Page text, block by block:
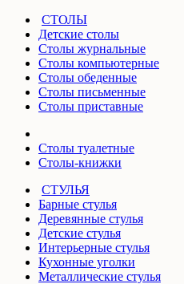
СТОЛЫ
Детские столы
Столы журнальные
Столы компьютерные
Столы обеденные
Столы письменные
Столы приставные
Столы туалетные
Столы-книжки
СТУЛЬЯ
Барные стулья
Деревянные стулья
Детские стулья
Интерьерные стулья
Кухонные уголки
Металлические стулья